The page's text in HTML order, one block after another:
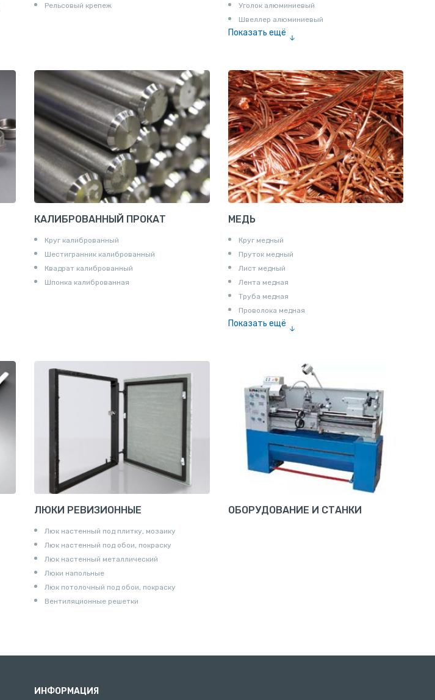
Рельсовый крепеж
Уголок алюминиевый
Швеллер алюминиевый
Показать ещё
Шина электротехническая
Алюминиевая плита
Z профиль алюминиевый
Т профиль алюминиевый
Пруток квадратный алюминиевый
Полоса алюминиевая
Пруток шестигранный алюминиевый
КАЛИБРОВАННЫЙ ПРОКАТ
Круг калиброванный
Шестигранник калиброванный
Квадрат калиброванный
Шпонка калиброванная
МЕДЬ
Круг медный
Пруток медный
Лист медный
Лента медная
Труба медная
Проволока медная
Показать ещё
ЛЮКИ РЕВИЗИОННЫЕ
Люк настенный под плитку, мозаику
Люк настенный под обои, покраску
Люк настенный металлический
Люки напольные
Люк потолочный под обои, покраску
Вентиляционные решетки
ОБОРУДОВАНИЕ И СТАНКИ
ИНФОРМАЦИЯ